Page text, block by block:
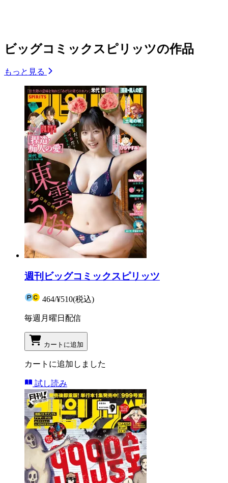
ビッグコミックスピリッツの作品
もっと見る
週刊ビッグコミックスピリッツ
464/¥510(税込)
毎週月曜日配信
カートに追加
カートに追加しました
試し読み